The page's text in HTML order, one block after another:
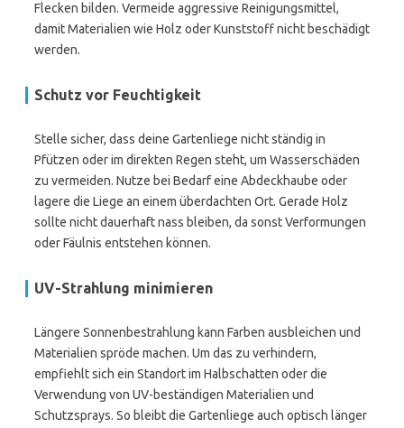
Flecken bilden. Vermeide aggressive Reinigungsmittel,
damit Materialien wie Holz oder Kunststoff nicht beschädigt
werden.
Schutz vor Feuchtigkeit
Stelle sicher, dass deine Gartenliege nicht ständig in
Pfützen oder im direkten Regen steht, um Wasserschäden
zu vermeiden. Nutze bei Bedarf eine Abdeckhaube oder
lagere die Liege an einem überdachten Ort. Gerade Holz
sollte nicht dauerhaft nass bleiben, da sonst Verformungen
oder Fäulnis entstehen können.
UV-Strahlung minimieren
Längere Sonnenbestrahlung kann Farben ausbleichen und
Materialien spröde machen. Um das zu verhindern,
empfiehlt sich ein Standort im Halbschatten oder die
Verwendung von UV-beständigen Materialien und
Schutzsprays. So bleibt die Gartenliege auch optisch länger